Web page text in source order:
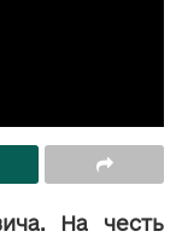
На честь